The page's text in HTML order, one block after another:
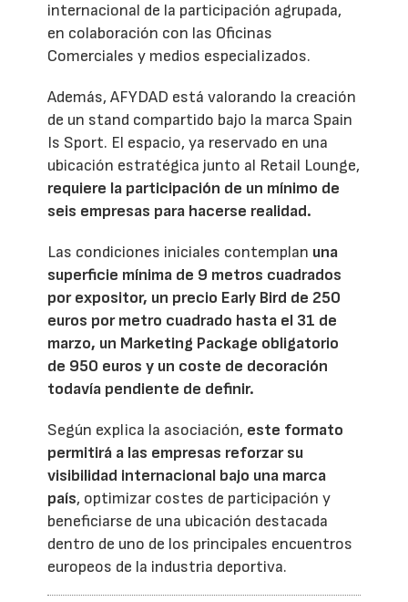
internacional de la participación agrupada,
en colaboración con las Oficinas
Comerciales y medios especializados.
Además, AFYDAD está valorando la creación
de un stand compartido bajo la marca Spain
Is Sport. El espacio, ya reservado en una
ubicación estratégica junto al Retail Lounge,
requiere la participación de un mínimo de
seis empresas para hacerse realidad.
Las condiciones iniciales contemplan una
superficie mínima de 9 metros cuadrados
por expositor, un precio Early Bird de 250
euros por metro cuadrado hasta el 31 de
marzo, un Marketing Package obligatorio
de 950 euros y un coste de decoración
todavía pendiente de definir.
Según explica la asociación, este formato
permitirá a las empresas reforzar su
visibilidad internacional bajo una marca
país, optimizar costes de participación y
beneficiarse de una ubicación destacada
dentro de uno de los principales encuentros
europeos de la industria deportiva.